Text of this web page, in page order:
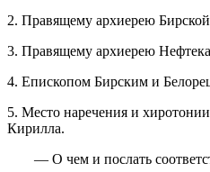
2. Правящему архиерею
3. Правящему архиерею
4. Епископом Бирским и
5. Место наречения и
Кирилла.
― О чем и послать